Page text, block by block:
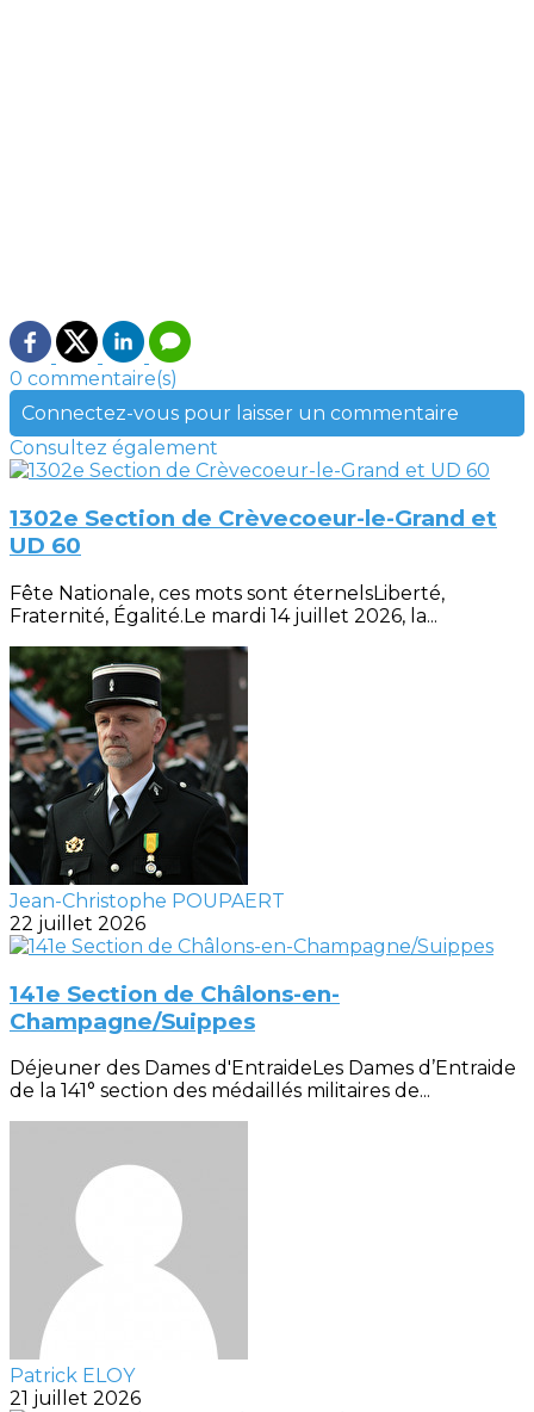
0 commentaire(s)
Connectez-vous pour laisser un commentaire
Consultez également
1302e Section de Crèvecoeur-le-Grand et
UD 60
Fête Nationale, ces mots sont éternelsLiberté,
Fraternité, Égalité.Le mardi 14 juillet 2026, la...
Jean-Christophe POUPAERT
22 juillet 2026
141e Section de Châlons-en-
Champagne/Suippes
Déjeuner des Dames d'EntraideLes Dames d’Entraide
de la 141° section des médaillés militaires de...
Patrick ELOY
21 juillet 2026